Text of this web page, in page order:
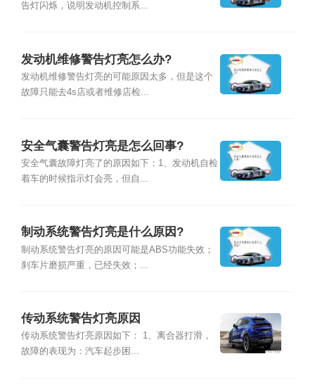
告灯闪烁，说明发动机控制系...
发动机维修警告灯亮怎么办?
发动机维修警告灯亮的可能原因太多，但是这个
故障只能去4s店或者维修店检...
安全气囊警告灯亮是怎么回事?
安全气囊故障灯亮了的原因如下：1、发动机自检
着车的时候指示灯会亮，但自...
制动系统警告灯亮是什么原因?
制动系统警告灯亮的原因可能是ABS功能失效；
刹车片磨损严重，已经失效；...
传动系统警告灯亮原因
传动系统警告灯亮原因如下： 1、离合器打滑，
故障的表现为：汽车起步困...